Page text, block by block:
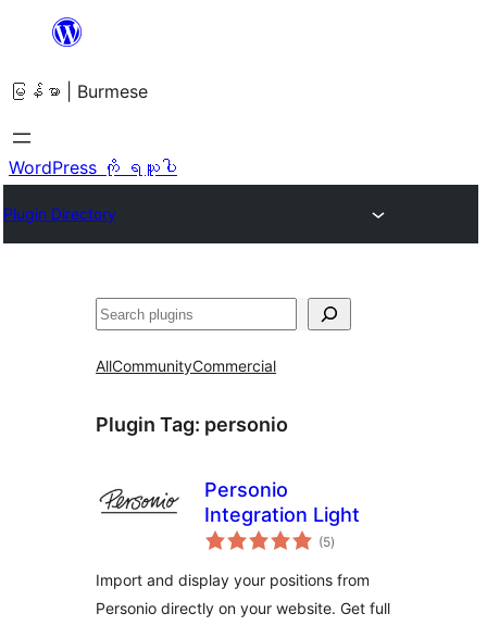
အကြောင်းအရာ
ကျော်သွား
ရန်
မြန်မာ | Burmese
WordPress ကို ရယူပါ
Plugin Directory
ရှာ
AllCommunityCommercial
Plugin Tag: personio
Personio
Integration Light
(5total
ratings
)
Import and display your positions from
Personio directly on your website. Get full